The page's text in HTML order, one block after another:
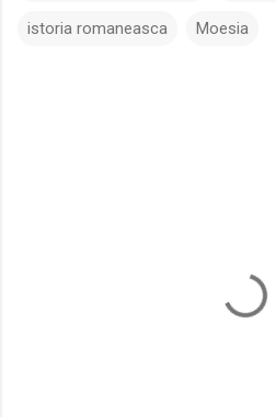
istoria romaneasca Moesia